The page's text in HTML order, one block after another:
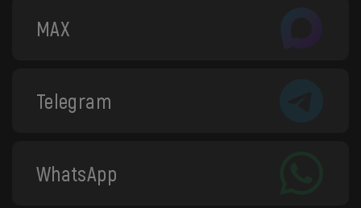
MAX
Telegram
WhatsApp